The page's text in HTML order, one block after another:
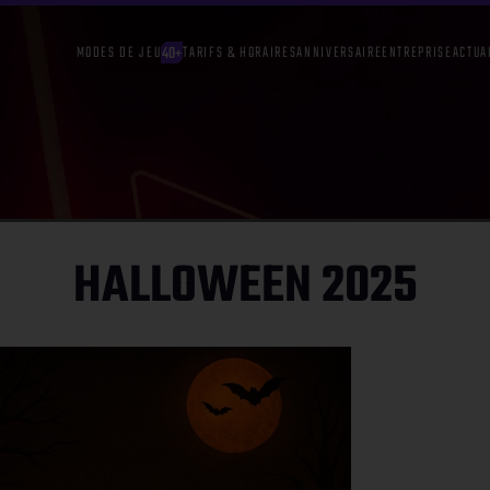
MODES DE JEU TARIFS & HORAIRESANNIVERSAIREENTREPRISE
HALLOWEEN 2025